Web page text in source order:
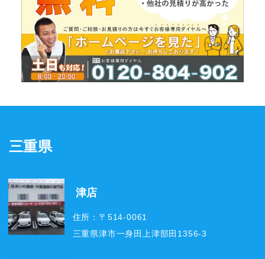
三重県
津店
住所：〒514-0061
三重県津市一身田上津部田1356-3